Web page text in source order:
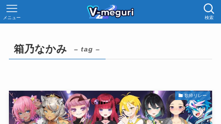
検索
メニュー
箱乃なかみ – tag –
歌枠リレー